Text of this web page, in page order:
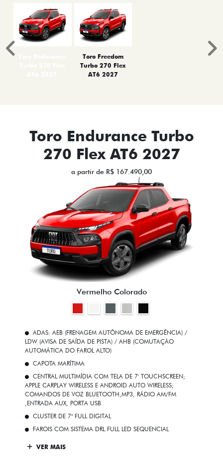
Toro Freedom
Turbo 270 Flex
AT6 2027
Anterior
Toro Endurance Turbo
270 Flex AT6 2027
a partir de R$ 167.490,00
Vermelho Colorado
ADAS: AEB (FRENAGEM AUTÔNOMA DE EMERGÊNCIA) /
LDW (AVISA DE SAÍDA DE PISTA) / AHB (COMUTAÇÃO
AUTOMÁTICA DO FAROL ALTO)
CAPOTA MARÍTIMA
CENTRAL MULTIMÍDIA COM TELA DE 7' TOUCHSCREEN;
APPLE CARPLAY WIRELESS E ANDROID AUTO WIRELESS;
COMANDOS DE VOZ BLUETOOTH,MP3, RÁDIO AM/FM
,ENTRADA AUX, PORTA USB
CLUSTER DE 7" FULL DIGITAL
FAROIS COM SISTEMA DRL FULL LED SEQUENCIAL
VER MAIS